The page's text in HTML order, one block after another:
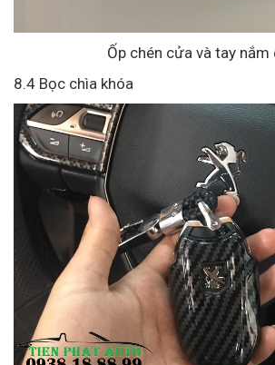
Ốp chén cửa và tay nắm
8.4 Bọc chìa khóa